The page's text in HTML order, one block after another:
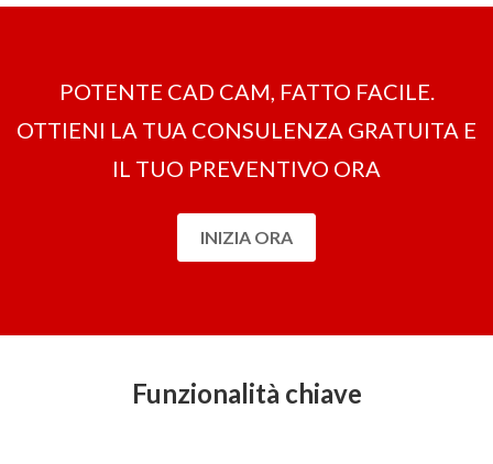
POTENTE CAD CAM, FATTO FACILE.
OTTIENI LA ​​TUA CONSULENZA GRATUITA E
IL TUO PREVENTIVO ORA
INIZIA ORA
Funzionalità chiave